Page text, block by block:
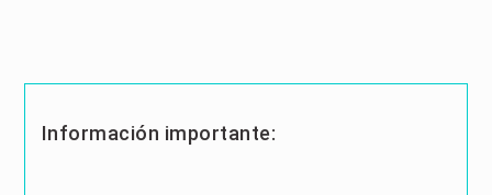
Información importante: